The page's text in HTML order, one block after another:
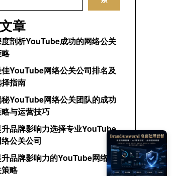
章
剖析YouTube成功的网络公关
YouTube网络公关公司排名及
指南
YouTube网络公关团队的成功
与运营技巧
品牌影响力选择专业YouTube
公关公司
品牌影响力的YouTube网络公
略